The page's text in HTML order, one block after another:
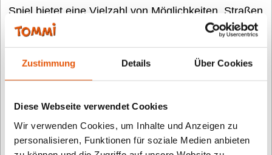
Zustimmung Details Über Cookies
Diese Webseite verwendet Cookies
Wir verwenden Cookies, um Inhalte und Anzeigen zu
personalisieren, Funktionen für soziale Medien anbieten
Spiel bietet eine Vielzahl von Möglichkeiten, Straßen
zu gestalten, egal ob Autobahnen, Holzbrücken oder
einfache Asphaltstraßen. Dann geht es los: Autos
fliegen über Rampen und lassen sich drehen.
Figuren, Autos und Straßentypen sind frei wählbar.
gemeistert werden. Es macht viel Spaß, beim Bauen
die Fantasie walten zu lassen und die jeweiligen